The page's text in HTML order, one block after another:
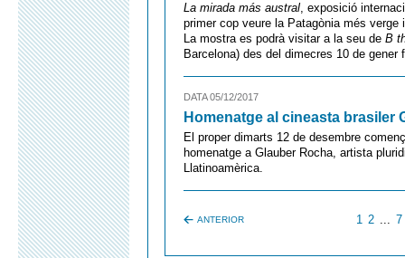
La mirada más austral, exposició
primer cop veure la Patagònia més
La mostra es podrà visitar a la seu de B
Barcelona) des del dimecres 10 de
DATA 05/12/2017
Homenatge al cineasta brasiler
El proper dimarts 12 de desembre
homenatge a Glauber Rocha, artista
Llatinoamèrica.
ANTERIOR 1 2 ... 7